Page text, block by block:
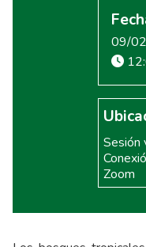
09/
Sesión
Zoom